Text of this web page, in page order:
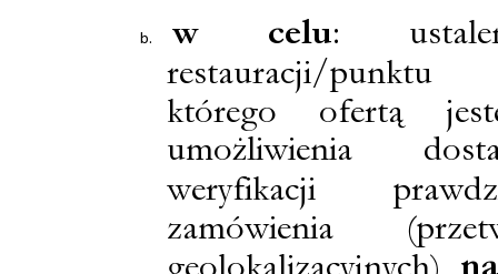
w celu:
restauracji/punktu
którego ofertą
umożliwienia
weryfikacji
zamówienia
geolokalizacyjnych)